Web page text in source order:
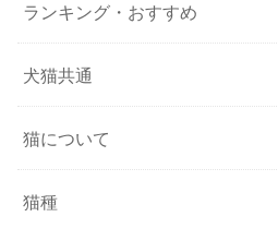
ランキング・おすすめ
犬猫共通
猫について
猫種